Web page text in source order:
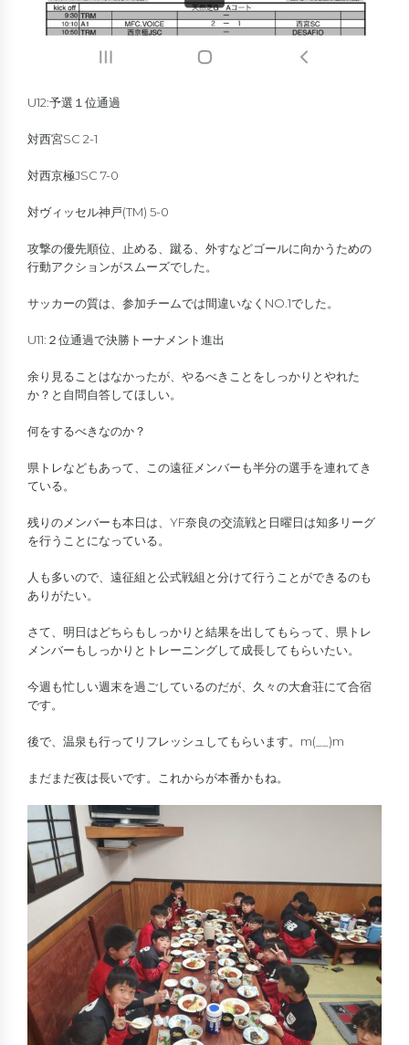
U12:予選１位通過
対西宮SC 2-1
対西京極JSC 7-0
対ヴィッセル神戸(TM) 5-0
攻撃の優先順位、止める、蹴る、外すなどゴールに向かうための
行動アクションがスムーズでした。
サッカーの質は、参加チームでは間違いなくNO.1でした。
U11:２位通過で決勝トーナメント進出
余り見ることはなかったが、やるべきことをしっかりとやれた
か？と自問自答してほしい。
何をするべきなのか？
県トレなどもあって、この遠征メンバーも半分の選手を連れてき
ている。
残りのメンバーも本日は、YF奈良の交流戦と日曜日は知多リーグ
を行うことになっている。
人も多いので、遠征組と公式戦組と分けて行うことができるのも
ありがたい。
さて、明日はどちらもしっかりと結果を出してもらって、県トレ
メンバーもしっかりとトレーニングして成長してもらいたい。
今週も忙しい週末を過ごしているのだが、久々の大倉荘にて合宿
です。
後で、温泉も行ってリフレッシュしてもらいます。m(__)m
まだまだ夜は長いです。これからが本番かもね。